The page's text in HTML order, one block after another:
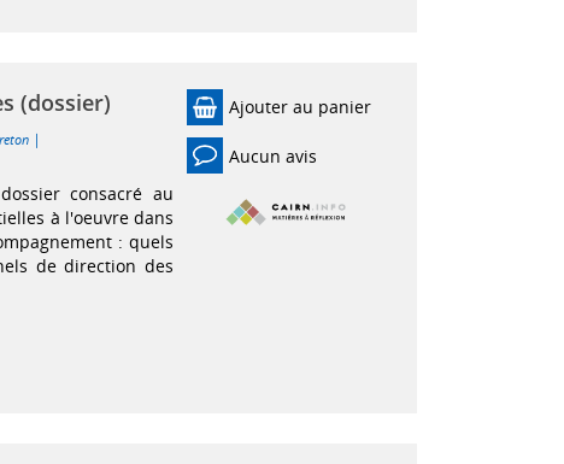
(dossier)
|
consacré au
à l'oeuvre dans
: quels
de direction des
Ajouter au panier
Aucun avis